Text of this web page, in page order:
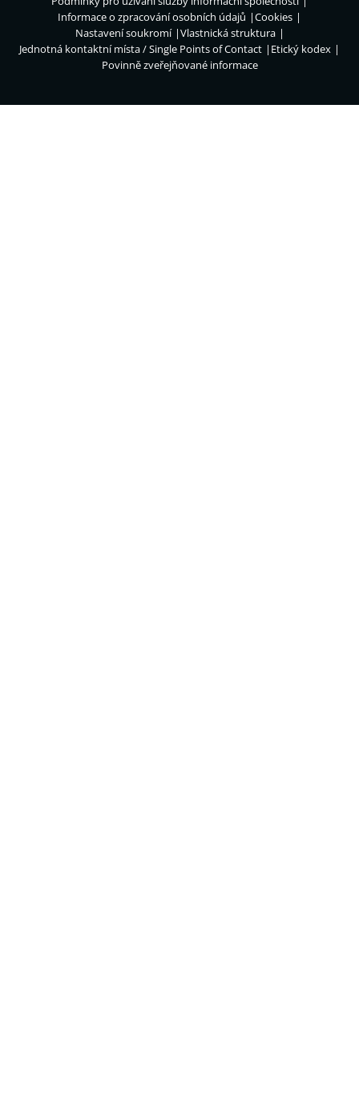
Informace o zpracování osobních údajů
Cookies
Nastavení soukromí
Vlastnická struktura
Jednotná kontaktní místa / Single Points of Contact
Etický kodex
Povinně zveřejňované informace